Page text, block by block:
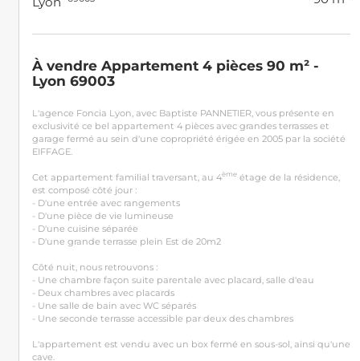
À vendre Appartement 4 pièces 90 m² -
Lyon 69003
L'agence Foncia Lyon, avec Baptiste PANNETIER, vous présente en
exclusivité ce bel appartement 4 pièces avec grandes terrasses et
garage fermé au sein d'une copropriété érigée en 2005 par la société
EIFFAGE.
Cet appartement familial traversant, au 4èmeétage de la résidence,
est composé côté jour :
- D'une entrée avec rangements
- D'une pièce de vie lumineuse
- D'une cuisine séparée
- D'une grande terrasse plein Est de 20m2
Côté nuit, nous retrouvons :
- Une chambre façon suite parentale avec placard, salle d'eau
- Deux chambres avec placards
- Une salle de bain avec WC séparés
- Une seconde terrasse accessible par deux des chambres
L'appartement est vendu avec un box fermé en sous-sol, ainsi qu'une
cave.